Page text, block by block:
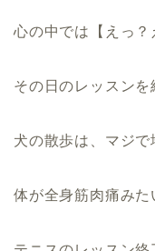
心の中では【えっ？
その日のレッスン
犬の散歩は、マジ
体が全身筋肉痛みた